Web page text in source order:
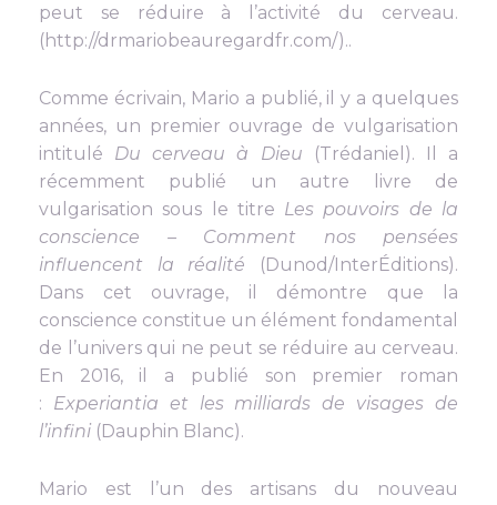
peut se réduire à l’activité du cerveau.
(http://drmariobeauregardfr.com/)..
Comme écrivain, Mario a publié, il y a quelques
années, un premier ouvrage de vulgarisation
intitulé Du cerveau à Dieu (Trédaniel). Il a
récemment publié un autre livre de
vulgarisation sous le titre Les pouvoirs de la
conscience – Comment nos pensées
influencent la réalité
(Dunod/InterÉditions).
Dans cet ouvrage, il démontre que la
conscience constitue un élément fondamental
de l’univers qui ne peut se réduire au cerveau.
En 2016, il a publié son premier roman
: Experiantia et les milliards de visages de
l’infini (Dauphin Blanc).
Mario est l’un des artisans du nouveau